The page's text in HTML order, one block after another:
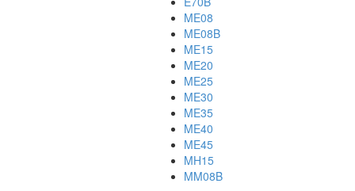
ME08
ME08B
ME15
ME20
ME25
ME30
ME35
ME40
ME45
MH15
MM08B